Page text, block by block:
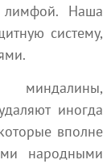
лимфой. Наша
систему,
миндалины,
иногда
вполне
народными